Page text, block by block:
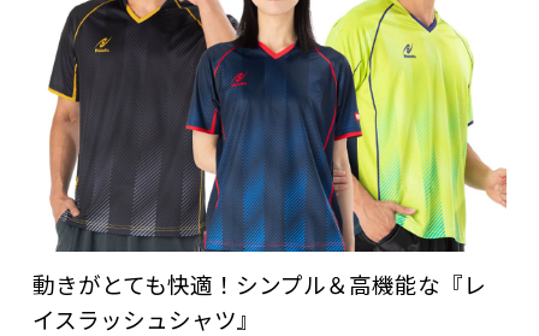
動きがとても快適！シンプル＆高機能な『レ
イスラッシュシャツ』